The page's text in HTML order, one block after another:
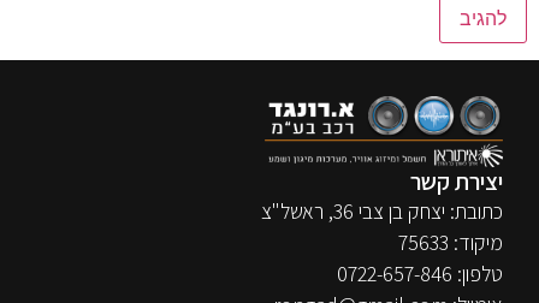
יצירת קשר
כתובת: יצחק בן צבי 36, ראשל"צ
מיקוד: 75633
טלפון: 0722-657-846